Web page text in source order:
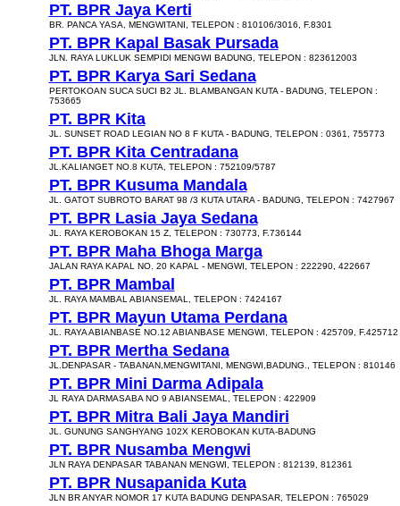
PT. BPR Jaya Kerti
BR. PANCA YASA, MENGWITANI, TELEPON : 810106/3016, F.8301
PT. BPR Kapal Basak Pursada
JLN. RAYA LUKLUK SEMPIDI MENGWI BADUNG, TELEPON : 823612003
PT. BPR Karya Sari Sedana
PERTOKOAN SUCA SUCI B2 JL. BLAMBANGAN KUTA - BADUNG, TELEPON :
753665
PT. BPR Kita
JL. SUNSET ROAD LEGIAN NO 8 F KUTA - BADUNG, TELEPON : 0361, 755773
PT. BPR Kita Centradana
JL.KALIANGET NO.8 KUTA, TELEPON : 752109/5787
PT. BPR Kusuma Mandala
JL. GATOT SUBROTO BARAT 98 /3 KUTA UTARA - BADUNG, TELEPON : 7427967
PT. BPR Lasia Jaya Sedana
JL. RAYA KEROBOKAN 15 Z, TELEPON : 730773, F.736144
PT. BPR Maha Bhoga Marga
JALAN RAYA KAPAL NO. 20 KAPAL - MENGWI, TELEPON : 222290, 422667
PT. BPR Mambal
JL. RAYA MAMBAL ABIANSEMAL, TELEPON : 7424167
PT. BPR Mayun Utama Perdana
JL. RAYA ABIANBASE NO.12 ABIANBASE MENGWI, TELEPON : 425709, F.425712
PT. BPR Mertha Sedana
JL.DENPASAR - TABANAN,MENGWITANI, MENGWI,BADUNG., TELEPON : 810146
PT. BPR Mini Darma Adipala
JL RAYA DARMASABA NO 9 ABIANSEMAL, TELEPON : 422909
PT. BPR Mitra Bali Jaya Mandiri
JL. GUNUNG SANGHYANG 102X KEROBOKAN KUTA-BADUNG
PT. BPR Nusamba Mengwi
JLN RAYA DENPASAR TABANAN MENGWI, TELEPON : 812139, 812361
PT. BPR Nusapanida Kuta
JLN BR ANYAR NOMOR 17 KUTA BADUNG DENPASAR, TELEPON : 765029